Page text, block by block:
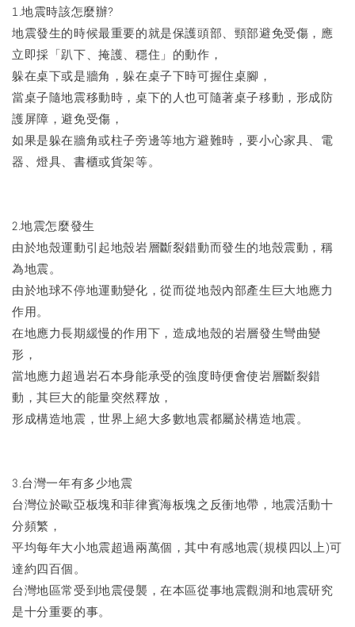
1.地震時該怎麼辦?
地震發生的時候最重要的就是保護頭部、頸部避免受傷，應
立即採「趴下、掩護、穩住」的動作，
躲在桌下或是牆角，躲在桌子下時可握住桌腳，
當桌子隨地震移動時，桌下的人也可隨著桌子移動，形成防
護屏障，避免受傷，
如果是躲在牆角或柱子旁邊等地方避難時，要小心家具、電
器、燈具、書櫃或貨架等。
2.地震怎麼發生
由於地殼運動引起地殼岩層斷裂錯動而發生的地殼震動，稱
為地震。
由於地球不停地運動變化，從而從地殼內部產生巨大地應力
作用。
在地應力長期緩慢的作用下，造成地殼的岩層發生彎曲變
形，
當地應力超過岩石本身能承受的強度時便會使岩層斷裂錯
動，其巨大的能量突然釋放，
形成構造地震，世界上絕大多數地震都屬於構造地震。
3.台灣一年有多少地震
台灣位於歐亞板塊和菲律賓海板塊之反衝地帶，地震活動十
分頻繁，
平均每年大小地震超過兩萬個，其中有感地震(規模四以上)可
達約四百個。
台灣地區常受到地震侵襲，在本區從事地震觀測和地震研究
是十分重要的事。